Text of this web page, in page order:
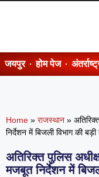
जयपुर होम पेज
Home » राजस्थान »
निर्देशन में बिजली विभाग की बड़ी
अतिरिक्त पुलिस
मजबूत निर्देशन में